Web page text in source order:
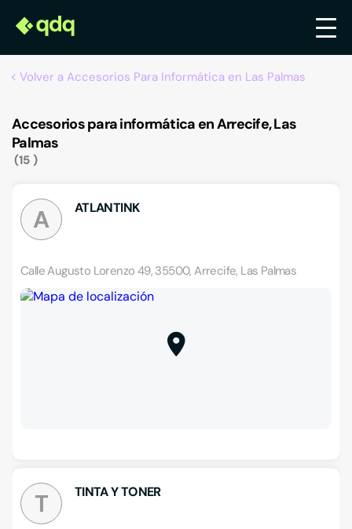
Volver a Accesorios Para Informática en Las Palmas
Accesorios para informática en Arrecife, Las
Palmas
15
A ATLANTINK
Calle Augusto Lorenzo 49, 35500, Arrecife, Las Palmas
T TINTA Y TONER